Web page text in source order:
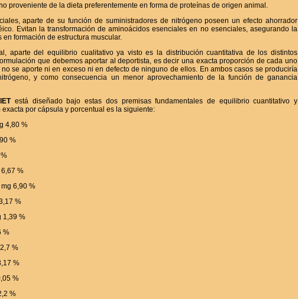
proveniente de la dieta preferentemente en forma de proteínas de origen animal.
aparte de su función de suministradores de nitrógeno poseen un efecto ahorrador
Evitan la transformación de aminoácidos esenciales en no esenciales, asegurando la
formación de estructura muscular.
aparte del equilibrio cualitativo ya visto es la distribución cuantitativa de los distintos
que debemos aportar al deportista, es decir una exacta proporción de cada uno
se aporte ni en exceso ni en defecto de ninguno de ellos. En ambos casos se produciría
y como consecuencia un menor aprovechamiento de la función de ganancia
está diseñado bajo estas dos premisas fundamentales de equilibrio cuantitativo y
por cápsula y porcentual es la siguiente:
4,80 %
%
6,67 %
6,90 %
%
1,39 %
%
%
%
%
%